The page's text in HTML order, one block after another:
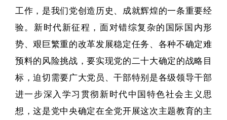
工作，是我们党创造历史、成就辉煌的一条重要经
验。新时代新征程，面对错综复杂的国际国内形
势、艰巨繁重的改革发展稳定任务、各种不确定难
预料的风险挑战，要实现党的二十大确定的战略目
标，迫切需要广大党员、干部特别是各级领导干部
进一步深入学习贯彻新时代中国特色社会主义思
想，这是党中央确定在全党开展这次主题教育的主